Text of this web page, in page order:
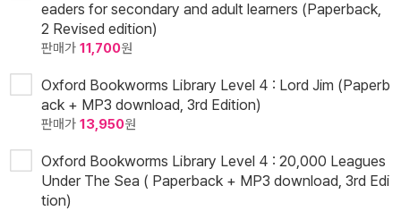
eaders for secondary and adult learners (Paperback,
2 Revised edition)
판매가 11,700원
Oxford Bookworms Library Level 4 : Lord Jim (Paperb
ack + MP3 download, 3rd Edition)
판매가 13,950원
Oxford Bookworms Library Level 4 : 20,000 Leagues
Under The Sea ( Paperback + MP3 download, 3rd Edi
tion)